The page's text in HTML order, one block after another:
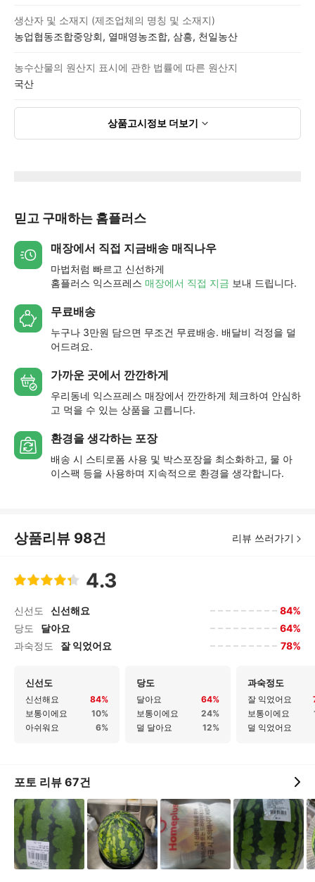
생산자 및 소재지 (제조업체의 명칭 및 소재지)
농업협동조합중앙회, 열매영농조합, 삼흥, 천일농산
농수산물의 원산지 표시에 관한 법률에 따른 원산지
국산
상품고시정보 더보기
믿고 구매하는 홈플러스
매장에서 직접 지금배송 매직나우
마법처럼 빠르고 신선하게
홈플러스 익스프레스 매장에서 직접 지금 보내 드립니다.
무료배송
누구나 3만원 담으면 무조건 무료배송. 배달비 걱정을 덜
어드려요.
가까운 곳에서 깐깐하게
우리동네 익스프레스 매장에서 깐깐하게 체크하여 안심하
고 먹을 수 있는 상품을 고릅니다.
환경을 생각하는 포장
배송 시 스티로폼 사용 및 박스포장을 최소화하고, 물 아
이스팩 등을 사용하며 지속적으로 환경을 생각합니다.
상품리뷰 98건 리뷰 쓰러가기
4.3
신선도 신선해요
84%
당도
달아요
64%
과숙정도
잘 익었어요 78%
신선도
신선해요
84%
보통이에요
10%
아쉬워요
6%
당도
달아요
64%
보통이에요
24%
덜 달아요
12%
과숙정도
잘 익었어요
보통이에요
덜 익었어요
포토 리뷰 67건